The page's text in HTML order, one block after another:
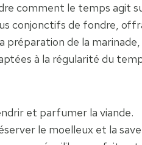
comment le temps agit
conjonctifs de fondre,
préparation de la
à la régularité du
et parfumer la viande.
le moelleux et la